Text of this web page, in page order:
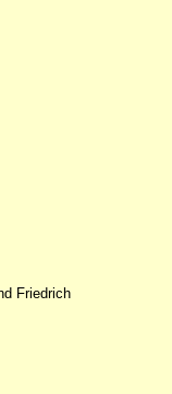
Friedrich